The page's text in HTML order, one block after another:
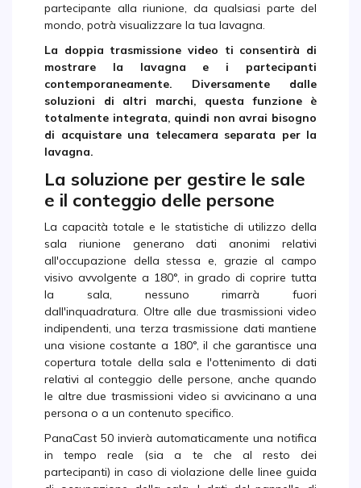
partecipante alla riunione, da qualsiasi parte del
mondo, potrà visualizzare la tua lavagna.
La doppia trasmissione video ti consentirà di
mostrare la lavagna e i partecipanti
contemporaneamente. Diversamente dalle
soluzioni di altri marchi, questa funzione è
totalmente integrata, quindi non avrai bisogno
di acquistare una telecamera separata per la
lavagna.
La soluzione per gestire le sale
e il conteggio delle persone
La capacità totale e le statistiche di utilizzo della
sala riunione generano dati anonimi relativi
all'occupazione della stessa e, grazie al campo
visivo avvolgente a 180°, in grado di coprire tutta
la sala, nessuno rimarrà fuori
dall'inquadratura. Oltre alle due trasmissioni video
indipendenti, una terza trasmissione dati mantiene
una visione costante a 180°, il che garantisce una
copertura totale della sala e l'ottenimento di dati
relativi al conteggio delle persone, anche quando
le altre due trasmissioni video si avvicinano a una
persona o a un contenuto specifico.
PanaCast 50 invierà automaticamente una notifica
in tempo reale (sia a te che al resto dei
partecipanti) in caso di violazione delle linee guida